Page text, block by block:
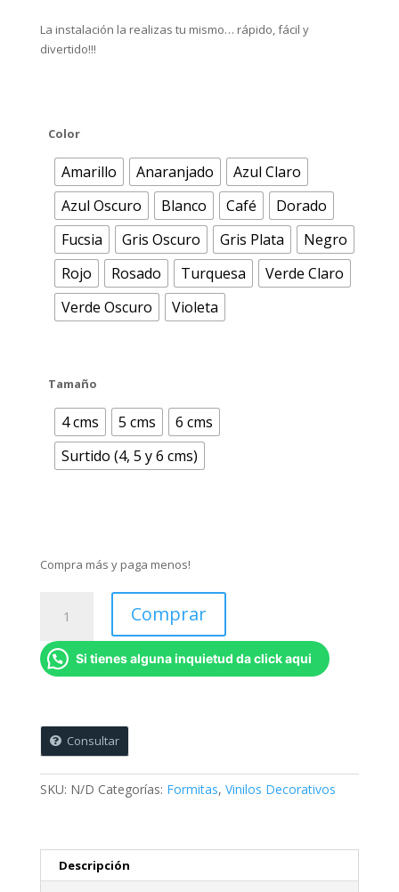
La instalación la realizas tu mismo… rápido, fácil y
divertido!!!
Color
Amarillo Anaranjado
Azul Claro
Azul Oscuro
Blanco Café
Dorado
Fucsia
Gris Oscuro Gris Plata
Negro
Rojo
Rosado Turquesa
Verde Claro
Verde Oscuro
Violeta
Tamaño
4 cms 5 cms
6 cms
Surtido (4, 5 y 6 cms)
Compra más y paga menos!
cantidad
Comprar
Si tienes alguna inquietud da click aqui
Consultar
SKU: N/D Categorías: Formitas, Vinilos Decorativos
Descripción